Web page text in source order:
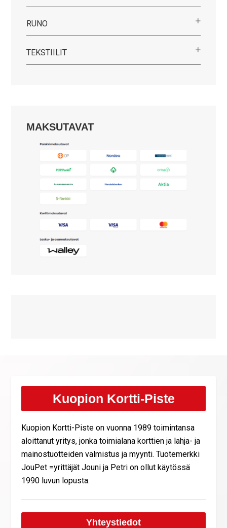
RUNO
TEKSTIILIT
MAKSUTAVAT
Kuopion Kortti-Piste
Kuopion Kortti-Piste on vuonna 1989 toimintansa
aloittanut yritys, jonka toimialana korttien ja lahja- ja
mainostuotteiden valmistus ja myynti. Tuotemerkki
JouPet =yrittäjät Jouni ja Petri on ollut käytössä
1990 luvun lopusta.
Yhteystiedot